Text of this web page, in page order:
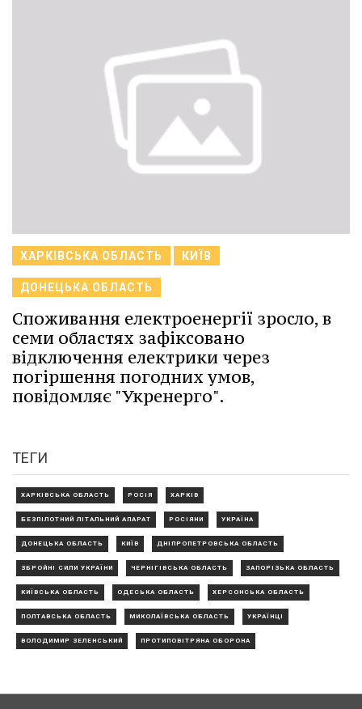
ХАРКІВСЬКА ОБЛАСТЬ КИЇВ
ДОНЕЦЬКА ОБЛАСТЬ
Споживання електроенергії зросло, в
семи областях зафіксовано
відключення електрики через
погіршення погодних умов,
повідомляє "Укренерго".
ТЕГИ
ХАРКІВСЬКА ОБЛАСТЬ РОСІЯ ХАРКІВ
БЕЗПІЛОТНИЙ ЛІТАЛЬНИЙ АПАРАТ РОСІЯНИ УКРАЇНА
ДОНЕЦЬКА ОБЛАСТЬ КИЇВ ДНІПРОПЕТРОВСЬКА ОБЛАСТЬ
ЗБРОЙНІ СИЛИ УКРАЇНИ ЧЕРНІГІВСЬКА ОБЛАСТЬ ЗАПОРІЗЬКА ОБЛАСТЬ
КИЇВСЬКА ОБЛАСТЬ ОДЕСЬКА ОБЛАСТЬ ХЕРСОНСЬКА ОБЛАСТЬ
ПОЛТАВСЬКА ОБЛАСТЬ МИКОЛАЇВСЬКА ОБЛАСТЬ УКРАЇНЦІ
ВОЛОДИМИР ЗЕЛЕНСЬКИЙ ПРОТИПОВІТРЯНА ОБОРОНА